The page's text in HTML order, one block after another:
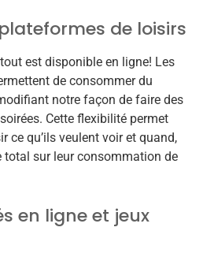
de loisirs
est disponible en ligne! Les
de consommer du
notre façon de faire des
Cette flexibilité permet
ce qu’ils veulent voir et quand,
total sur leur consommation de
en ligne et jeux